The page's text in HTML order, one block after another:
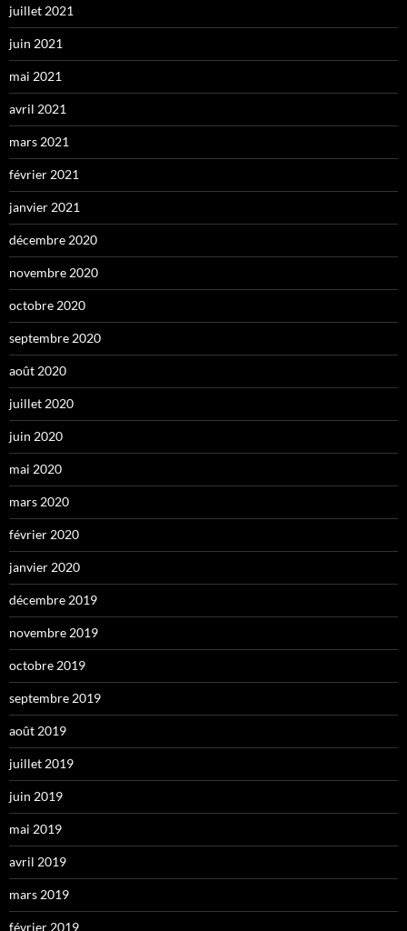
juillet 2021
juin 2021
mai 2021
avril 2021
mars 2021
février 2021
janvier 2021
décembre 2020
novembre 2020
octobre 2020
septembre 2020
août 2020
juillet 2020
juin 2020
mai 2020
mars 2020
février 2020
janvier 2020
décembre 2019
novembre 2019
octobre 2019
septembre 2019
août 2019
juillet 2019
juin 2019
mai 2019
avril 2019
mars 2019
février 2019